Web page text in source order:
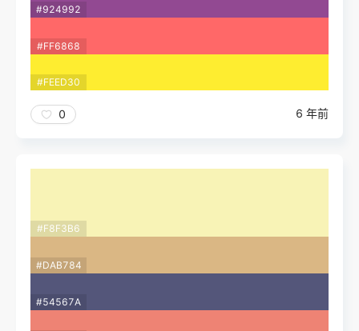
#924992
#FF6868
#FEED30
0 6 年前
#F8F3B6
#DAB784
#54567A